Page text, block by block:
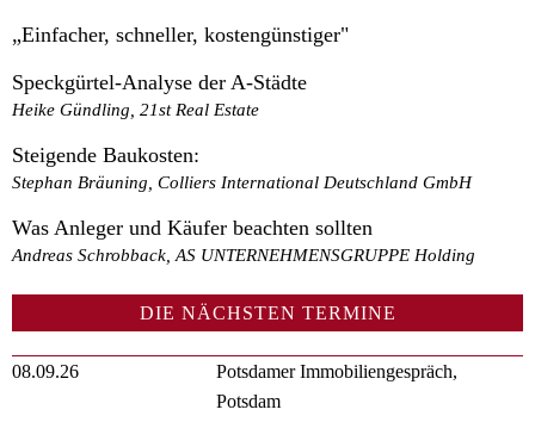
„Einfacher, schneller, kostengünstiger"
Speckgürtel-Analyse der A-Städte
Heike Gündling, 21st Real Estate
Steigende Baukosten:
Stephan Bräuning, Colliers International Deutschland GmbH
Was Anleger und Käufer beachten sollten
Andreas Schrobback, AS UNTERNEHMENSGRUPPE Holding
DIE NÄCHSTEN TERMINE
08.09.26
Potsdamer Immobiliengespräch,
Potsdam